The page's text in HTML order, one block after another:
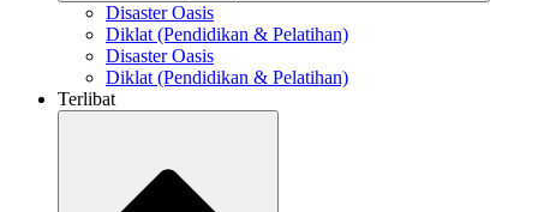
Disaster Oasis
Diklat (Pendidikan & Pelatihan)
Disaster Oasis
Diklat (Pendidikan & Pelatihan)
Terlibat